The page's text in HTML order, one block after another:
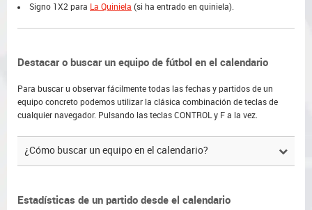
Signo 1X2 para La Quiniela (si ha entrado en quiniela).
Destacar o buscar un equipo de fútbol en el calendario
Para buscar u observar fácilmente todas las fechas y partidos de un
equipo concreto podemos utilizar la clásica combinación de teclas de
cualquier navegador. Pulsando las teclas CONTROL y F a la vez.
¿Cómo buscar un equipo en el calendario?
Estadísticas de un partido desde el calendario